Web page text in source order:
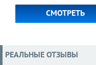
СМОТРЕТЬ
РЕАЛЬНЫЕ ОТЗЫВЫ